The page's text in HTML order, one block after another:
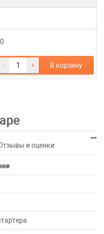
0
- + В корзину
и оценки